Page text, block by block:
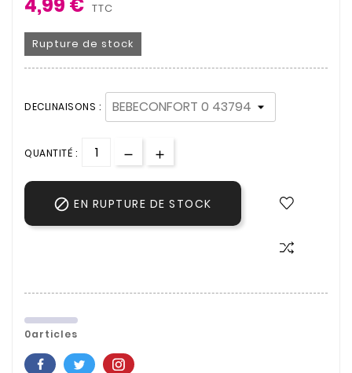
TTC
Rupture de stock
DECLINAISONS :
QUANTITÉ :
 EN RUPTURE DE STOCK
0articles